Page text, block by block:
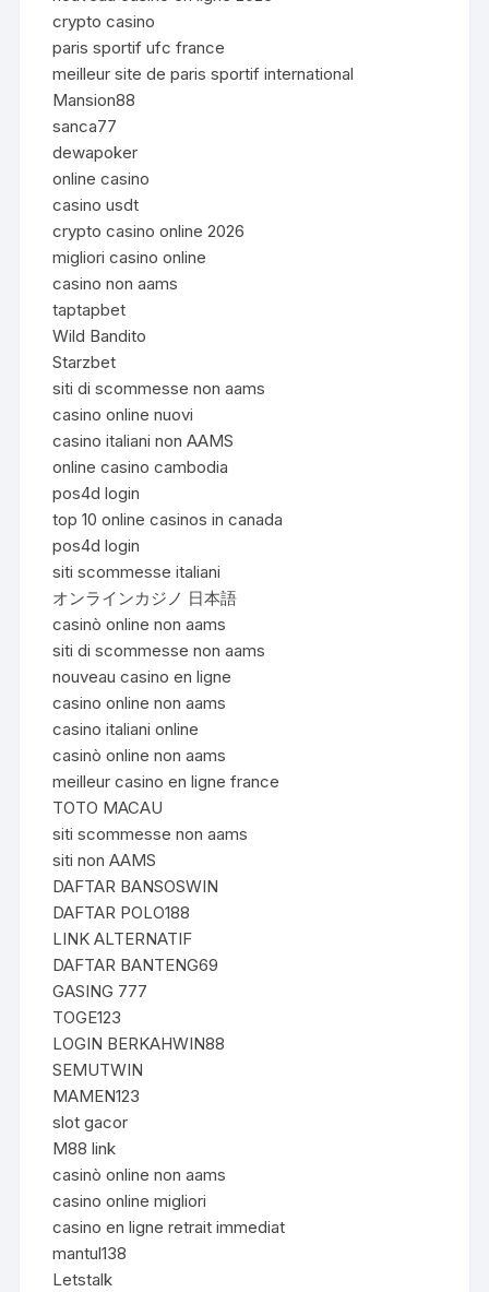
crypto casino
paris sportif ufc france
meilleur site de paris sportif international
Mansion88
sanca77
dewapoker
online casino
casino usdt
crypto casino online 2026
migliori casino online
casino non aams
taptapbet
Wild Bandito
Starzbet
siti di scommesse non aams
casino online nuovi
casino italiani non AAMS
online casino cambodia
pos4d login
top 10 online casinos in canada
pos4d login
siti scommesse italiani
オンラインカジノ 日本語
casinò online non aams
siti di scommesse non aams
nouveau casino en ligne
casino online non aams
casino italiani online
casinò online non aams
meilleur casino en ligne france
TOTO MACAU
siti scommesse non aams
siti non AAMS
DAFTAR BANSOSWIN
DAFTAR POLO188
LINK ALTERNATIF
DAFTAR BANTENG69
GASING 777
TOGE123
LOGIN BERKAHWIN88
SEMUTWIN
MAMEN123
slot gacor
M88 link
casinò online non aams
casino online migliori
casino en ligne retrait immediat
mantul138
Letstalk